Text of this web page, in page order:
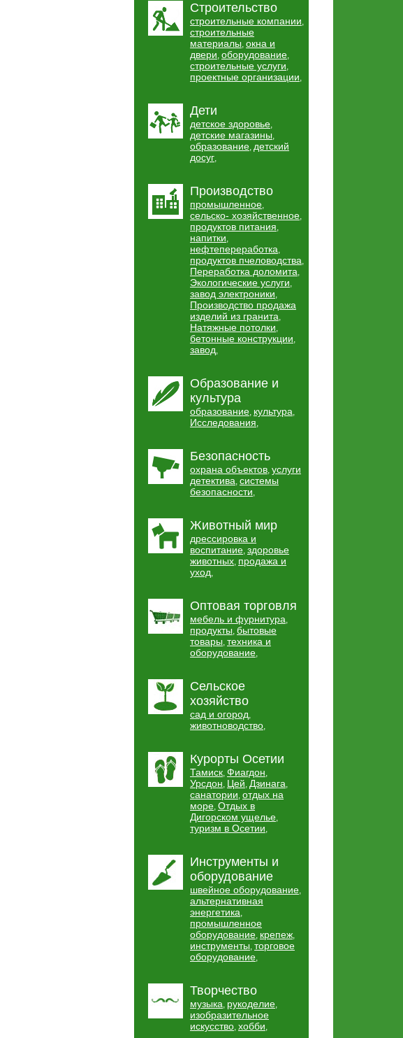
Строительство
строительные компании,
строительные
материалы, окна и
двери, оборудование,
строительные услуги,
проектные организации,
Дети
детское здоровье,
детские магазины,
образование, детский
досуг,
Производство
промышленное,
сельско- хозяйственное,
продуктов питания,
напитки,
нефтепереработка,
продуктов пчеловодства,
Переработка доломита,
Экологические услуги,
завод электроники,
Производство продажа
изделий из гранита,
Натяжные потолки,
бетонные конструкции,
завод,
Образование и
культура
образование, культура,
Исследования,
Безопасность
охрана объектов, услуги
детектива, системы
безопасности,
Животный мир
дрессировка и
воспитание, здоровье
животных, продажа и
уход,
Оптовая торговля
мебель и фурнитура,
продукты, бытовые
товары, техника и
оборудование,
Сельское
хозяйство
сад и огород,
животноводство,
Курорты Осетии
Тамиск, Фиагдон,
Урсдон, Цей, Дзинага,
санатории, отдых на
море, Отдых в
Дигорском ущелье,
туризм в Осетии,
Инструменты и
оборудование
швейное оборудование,
альтернативная
энергетика,
промышленное
оборудование, крепеж,
инструменты, торговое
оборудование,
Творчество
музыка, рукоделие,
изобразительное
искусство, хобби,